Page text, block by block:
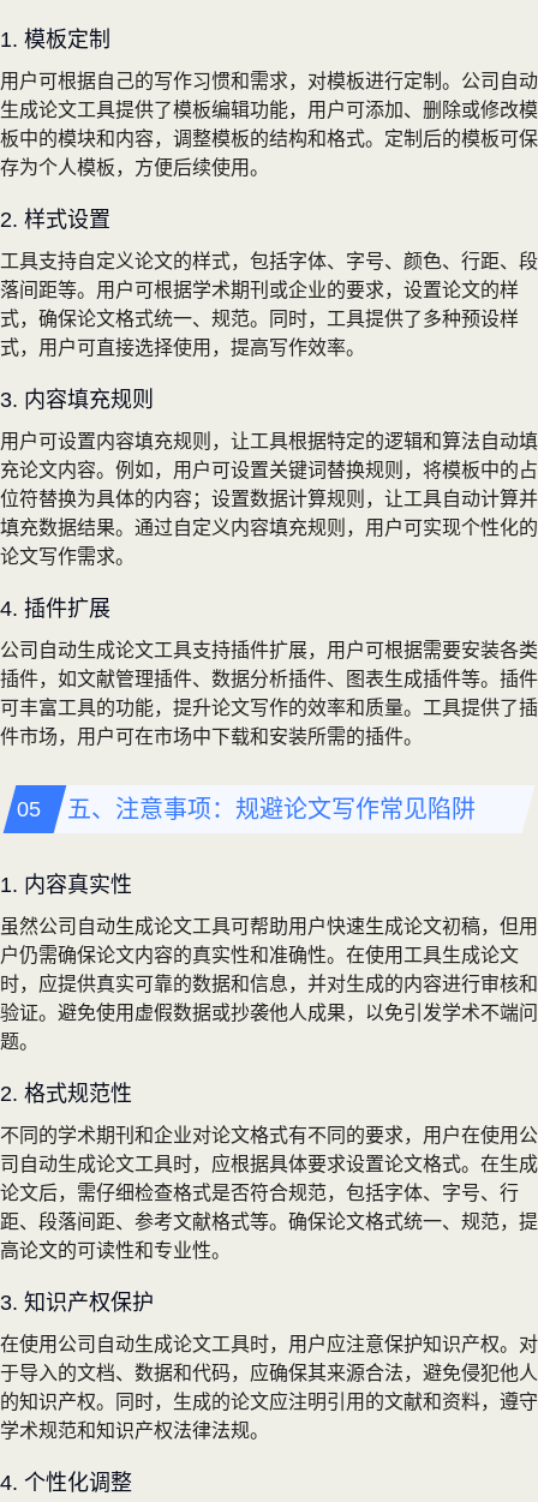
1. 模板定制
用户可根据自己的写作习惯和需求，对模板进行定制。公司自动
生成论文工具提供了模板编辑功能，用户可添加、删除或修改模
板中的模块和内容，调整模板的结构和格式。定制后的模板可保
存为个人模板，方便后续使用。
2. 样式设置
工具支持自定义论文的样式，包括字体、字号、颜色、行距、段
落间距等。用户可根据学术期刊或企业的要求，设置论文的样
式，确保论文格式统一、规范。同时，工具提供了多种预设样
式，用户可直接选择使用，提高写作效率。
3. 内容填充规则
用户可设置内容填充规则，让工具根据特定的逻辑和算法自动填
充论文内容。例如，用户可设置关键词替换规则，将模板中的占
位符替换为具体的内容；设置数据计算规则，让工具自动计算并
填充数据结果。通过自定义内容填充规则，用户可实现个性化的
论文写作需求。
4. 插件扩展
公司自动生成论文工具支持插件扩展，用户可根据需要安装各类
插件，如文献管理插件、数据分析插件、图表生成插件等。插件
可丰富工具的功能，提升论文写作的效率和质量。工具提供了插
件市场，用户可在市场中下载和安装所需的插件。
五、注意事项：规避论文写作常见陷阱
1. 内容真实性
虽然公司自动生成论文工具可帮助用户快速生成论文初稿，但用
户仍需确保论文内容的真实性和准确性。在使用工具生成论文
时，应提供真实可靠的数据和信息，并对生成的内容进行审核和
验证。避免使用虚假数据或抄袭他人成果，以免引发学术不端问
题。
2. 格式规范性
不同的学术期刊和企业对论文格式有不同的要求，用户在使用公
司自动生成论文工具时，应根据具体要求设置论文格式。在生成
论文后，需仔细检查格式是否符合规范，包括字体、字号、行
距、段落间距、参考文献格式等。确保论文格式统一、规范，提
高论文的可读性和专业性。
3. 知识产权保护
在使用公司自动生成论文工具时，用户应注意保护知识产权。对
于导入的文档、数据和代码，应确保其来源合法，避免侵犯他人
的知识产权。同时，生成的论文应注明引用的文献和资料，遵守
学术规范和知识产权法律法规。
4. 个性化调整